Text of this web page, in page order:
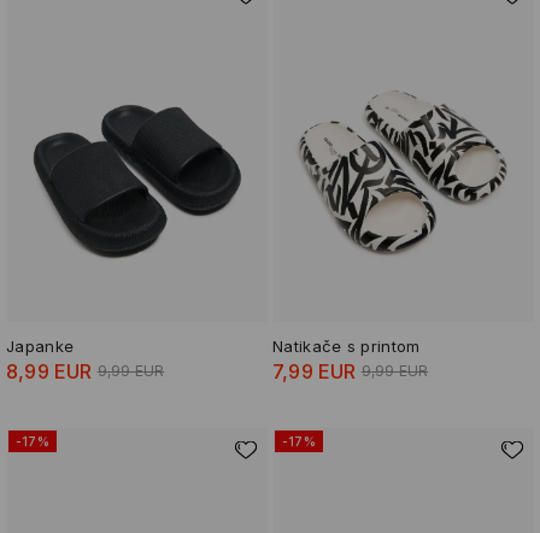
Japanke
8,99 EUR 9,99 EUR
Natikače s printom
7,99 EUR 9,99 EUR
-17% -17%